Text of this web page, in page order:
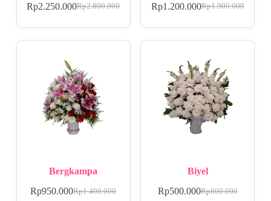
Rp2.800.000
Rp2.250.000 Rp1.900.000
Rp1.200.000
Bergkampa
Rp1.400.000
Rp950.000
Biyel
Rp800.000
Rp500.000